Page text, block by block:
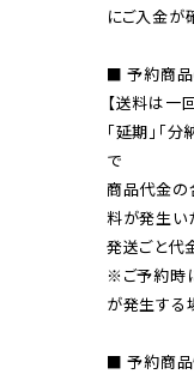
にご入金が
■ 予約商品
【送料は一
「延期」「
で
商品代金の
料が発生い
※ご予約時
が発生する
■ 予約商品